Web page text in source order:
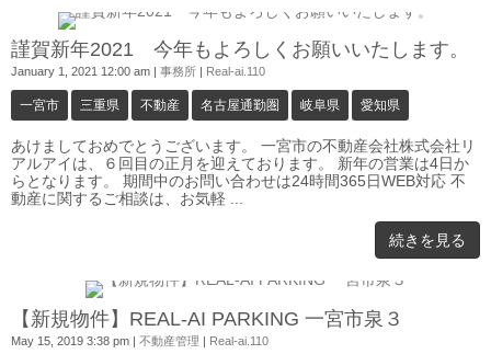
謹賀新年2021 今年もよろしくお願いいたします。
January 1, 2021 12:00 am 事務所 Real-ai.110
一宮市 三重県 不動産 名古屋通勤圏 岐阜県 愛知県
あけましておめでとうございます。 一宮市の不動産会社株式会社リ
アルアイは、６回目の正月を迎えております。 新年の営業は4日か
らとなります。 期間中のお問い合わせは24時間365日WEB対応 不
動産に関するご相談は、お気軽 ...
続きを見る
【新規物件】REAL-AI PARKING 一宮市泉３
May 15, 2019 3:38 pm | 不動産管理 | Real-ai.110